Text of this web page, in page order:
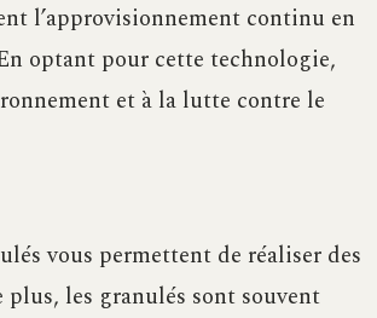
l’approvisionnement continu en
optant pour cette technologie,
et à la lutte contre le
vous permettent de réaliser des
plus, les granulés sont souvent